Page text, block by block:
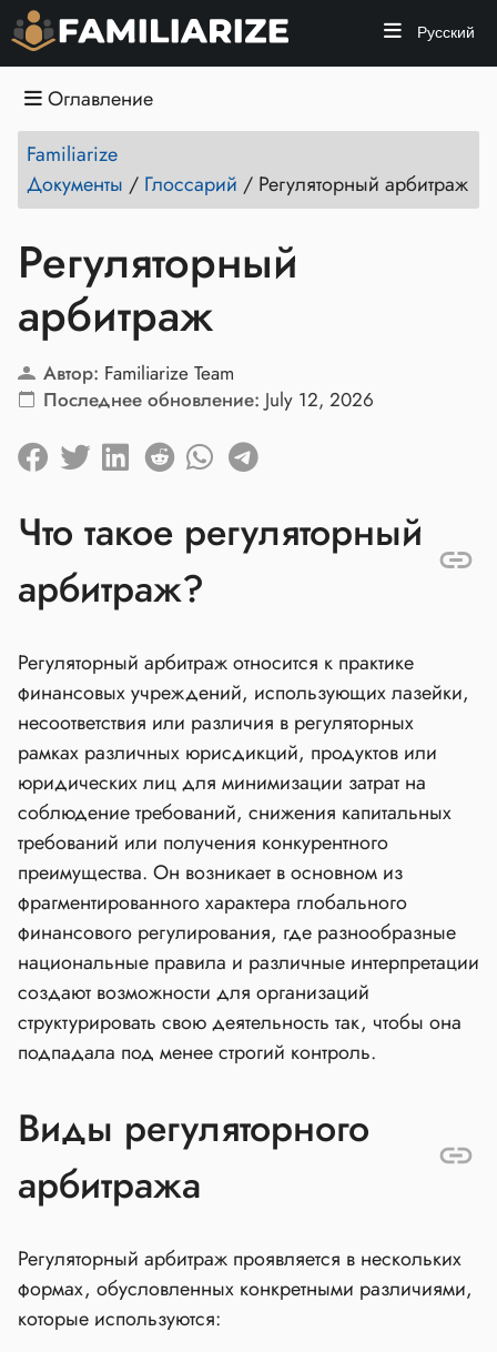
Русский
Оглавление
Familiarize
Документы / Глоссарий / Регуляторный арбитраж
Регуляторный
арбитраж
Автор: Familiarize Team
Последнее обновление: July 12, 2026
Что такое регуляторный
арбитраж?
Регуляторный арбитраж относится к практике
финансовых учреждений, использующих лазейки,
несоответствия или различия в регуляторных
рамках различных юрисдикций, продуктов или
юридических лиц для минимизации затрат на
соблюдение требований, снижения капитальных
требований или получения конкурентного
преимущества. Он возникает в основном из
фрагментированного характера глобального
финансового регулирования, где разнообразные
национальные правила и различные интерпретации
создают возможности для организаций
структурировать свою деятельность так, чтобы она
подпадала под менее строгий контроль.
Виды регуляторного
арбитража
Регуляторный арбитраж проявляется в нескольких
формах, обусловленных конкретными различиями,
которые используются: